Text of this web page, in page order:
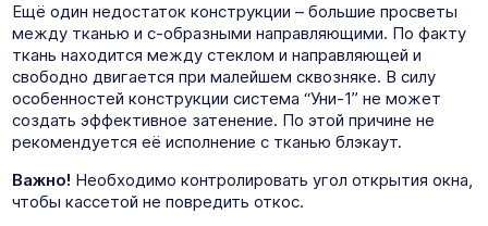
Ещё один недостаток конструкции – большие просветы
между тканью и с-образными направляющими. По факту
ткань находится между стеклом и направляющей и
свободно двигается при малейшем сквозняке. В силу
особенностей конструкции система “Уни-1” не может
создать эффективное затенение. По этой причине не
рекомендуется её исполнение с тканью блэкаут.
Важно! Необходимо контролировать угол открытия окна,
чтобы кассетой не повредить откос.